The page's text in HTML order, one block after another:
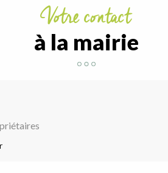
Votre contact
à la mairie